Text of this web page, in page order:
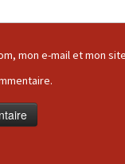
mon e-mail et mon